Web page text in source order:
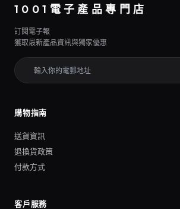
1001電子產品專門店
訂閱電子報
獲取最新產品資訊與獨家優惠
購物指南
送貨資訊
退換貨政策
付款方式
客戶服務